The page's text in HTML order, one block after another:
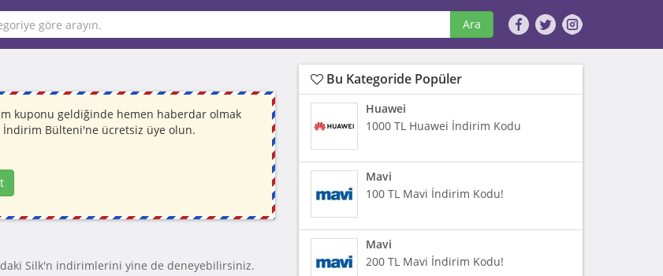
Ara
kuponu geldiğinde hemen haberdar olmak
Bülteni'ne ücretsiz üye olun.
Silk'n indirimlerini yine de deneyebilirsiniz.
Bu Kategoride Popüler
Huawei
1000 TL Huawei İndirim Kodu
Mavi
100 TL Mavi İndirim Kodu!
Mavi
200 TL Mavi İndirim Kodu!